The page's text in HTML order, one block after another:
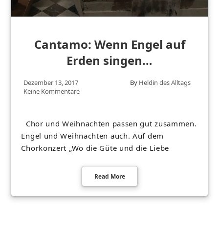
Cantamo: Wenn Engel auf
Erden singen…
Dezember 13, 2017 By Heldin des Alltags
Keine Kommentare
Chor und Weihnachten passen gut zusammen.
Engel und Weihnachten auch. Auf dem
Chorkonzert „Wo die Güte und die Liebe
Read More